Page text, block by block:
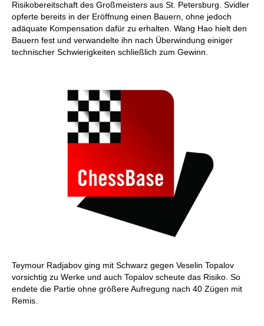
Risikobereitschaft des Großmeisters aus St. Petersburg. Svidler
opferte bereits in der Eröffnung einen Bauern, ohne jedoch
adäquate Kompensation dafür zu erhalten. Wang Hao hielt den
Bauern fest und verwandelte ihn nach Überwindung einiger
technischer Schwierigkeiten schließlich zum Gewinn.
Teymour Radjabov ging mit Schwarz gegen Veselin Topalov
vorsichtig zu Werke und auch Topalov scheute das Risiko. So
endete die Partie ohne größere Aufregung nach 40 Zügen mit
Remis.